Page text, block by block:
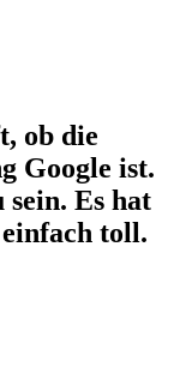
ob die
Google ist.
Es hat
toll.